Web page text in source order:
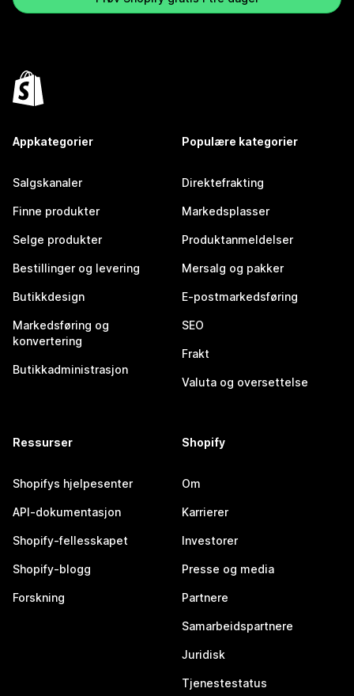
Appkategorier
Salgskanaler
Finne produkter
Selge produkter
Bestillinger og levering
Butikkdesign
Markedsføring og
konvertering
Butikkadministrasjon
Populære kategorier
Direktefrakting
Markedsplasser
Produktanmeldelser
Mersalg og pakker
E-postmarkedsføring
SEO
Frakt
Valuta og oversettelse
Ressurser
Shopifys hjelpesenter
API-dokumentasjon
Shopify-fellesskapet
Shopify-blogg
Forskning
Shopify
Om
Karrierer
Investorer
Presse og media
Partnere
Samarbeidspartnere
Juridisk
Tjenestestatus